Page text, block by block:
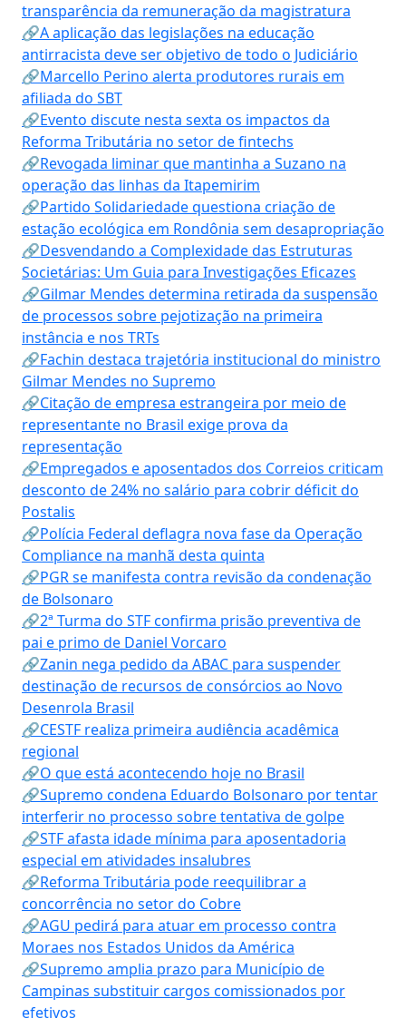
transparência da remuneração da magistratura
🔗A aplicação das legislações na educação
antirracista deve ser objetivo de todo o Judiciário
🔗Marcello Perino alerta produtores rurais em
afiliada do SBT
🔗Evento discute nesta sexta os impactos da
Reforma Tributária no setor de fintechs
🔗Revogada liminar que mantinha a Suzano na
operação das linhas da Itapemirim
🔗Partido Solidariedade questiona criação de
estação ecológica em Rondônia sem desapropriação
🔗Desvendando a Complexidade das Estruturas
Societárias: Um Guia para Investigações Eficazes
🔗Gilmar Mendes determina retirada da suspensão
de processos sobre pejotização na primeira
instância e nos TRTs
🔗Fachin destaca trajetória institucional do ministro
Gilmar Mendes no Supremo
🔗Citação de empresa estrangeira por meio de
representante no Brasil exige prova da
representação
🔗Empregados e aposentados dos Correios criticam
desconto de 24% no salário para cobrir déficit do
Postalis
🔗Polícia Federal deflagra nova fase da Operação
Compliance na manhã desta quinta
🔗PGR se manifesta contra revisão da condenação
de Bolsonaro
🔗2ª Turma do STF confirma prisão preventiva de
pai e primo de Daniel Vorcaro
🔗Zanin nega pedido da ABAC para suspender
destinação de recursos de consórcios ao Novo
Desenrola Brasil
🔗CESTF realiza primeira audiência acadêmica
regional
🔗O que está acontecendo hoje no Brasil
🔗Supremo condena Eduardo Bolsonaro por tentar
interferir no processo sobre tentativa de golpe
🔗STF afasta idade mínima para aposentadoria
especial em atividades insalubres
🔗Reforma Tributária pode reequilibrar a
concorrência no setor do Cobre
🔗AGU pedirá para atuar em processo contra
Moraes nos Estados Unidos da América
🔗Supremo amplia prazo para Município de
Campinas substituir cargos comissionados por
efetivos